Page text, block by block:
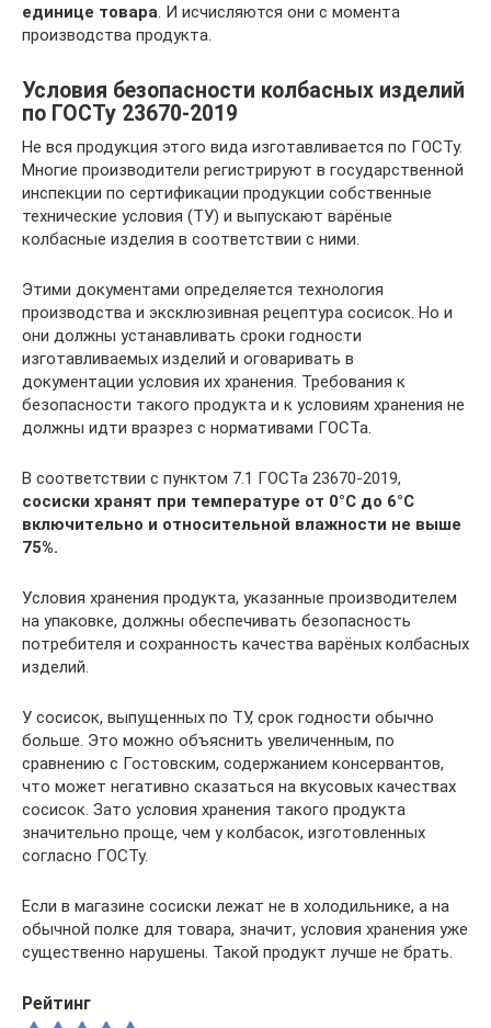
единице товара. И исчисляются они с момента
производства продукта.
Условия безопасности колбасных изделий
по ГОСТу 23670-2019
Не вся продукция этого вида изготавливается по ГОСТу.
Многие производители регистрируют в государственной
инспекции по сертификации продукции собственные
технические условия (ТУ) и выпускают варёные
колбасные изделия в соответствии с ними.
Этими документами определяется технология
производства и эксклюзивная рецептура сосисок. Но и
они должны устанавливать сроки годности
изготавливаемых изделий и оговаривать в
документации условия их хранения. Требования к
безопасности такого продукта и к условиям хранения не
должны идти вразрез с нормативами ГОСТа.
В соответствии с пунктом 7.1 ГОСТа 23670-2019,
сосиски хранят при температуре от 0°С до 6°С
включительно и относительной влажности не выше
75%.
Условия хранения продукта, указанные производителем
на упаковке, должны обеспечивать безопасность
потребителя и сохранность качества варёных колбасных
изделий.
У сосисок, выпущенных по ТУ, срок годности обычно
больше. Это можно объяснить увеличенным, по
сравнению с Гостовским, содержанием консервантов,
что может негативно сказаться на вкусовых качествах
сосисок. Зато условия хранения такого продукта
значительно проще, чем у колбасок, изготовленных
согласно ГОСТу.
Если в магазине сосиски лежат не в холодильнике, а на
обычной полке для товара, значит, условия хранения уже
существенно нарушены. Такой продукт лучше не брать.
Рейтинг